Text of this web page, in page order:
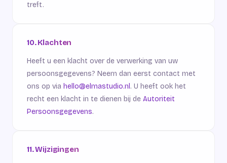
treft.
10. Klachten
Heeft u een klacht over de verwerking van uw
persoonsgegevens? Neem dan eerst contact met
ons op via hello@elmastudio.nl . U heeft ook het
recht een klacht in te dienen bij de Autoriteit
Persoonsgegevens.
11. Wijzigingen